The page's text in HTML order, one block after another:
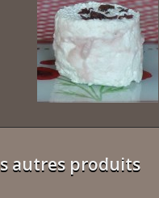
autres produits